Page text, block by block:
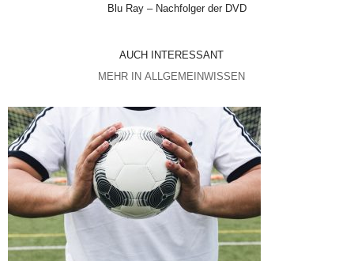
Blu Ray – Nachfolger der DVD
AUCH INTERESSANT
MEHR IN ALLGEMEINWISSEN